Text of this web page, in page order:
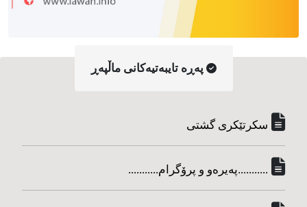
په‌ڕه‌ تایبه‌تیه‌کانی ماڵپه‌ڕ
سکرتێکری گشتی
...........په‌یره‌و و پرۆگرام...........